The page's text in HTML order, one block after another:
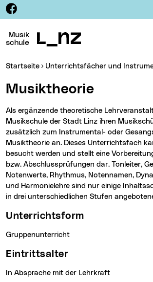
Facebook
Musik
schule
Sie sind hier:
Startseite Unterrichtsfächer und
Musiktheorie
Als ergänzende theoretische Lehrveranstaltung bietet die
Musikschule der Stadt Linz ihren
zusätzlich zum Instrumental- oder
Musiktheorie an. Dieses Unterrichtsfach
besucht werden und stellt eine
bzw. Abschlussprüfungen dar. Tonleiter,
Notenwerte, Rhythmus, Notennamen,
und Harmonielehre sind nur einige
in drei unterschiedlichen Stufen
Unterrichtsform
Gruppenunterricht
Eintrittsalter
In Absprache mit der Lehrkraft